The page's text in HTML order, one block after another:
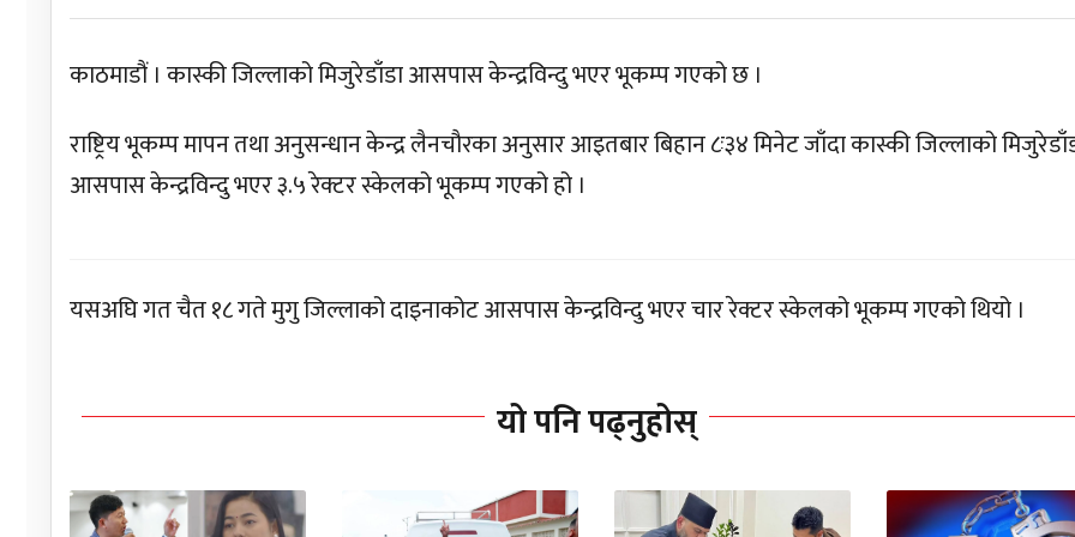
काठमाडौं । कास्की जिल्लाको मिजुरेडाँडा आसपास केन्द्रविन्दु भएर भूकम्प गएको छ ।
राष्ट्रिय भूकम्प मापन तथा अनुसन्धान केन्द्र लैनचौरका अनुसार आइतबार बिहान ८ः३४ मिनेट जाँदा कास्की जिल्लाको
आसपास केन्द्रविन्दु भएर ३.५ रेक्टर स्केलको भूकम्प गएको हो ।
यसअघि गत चैत १८ गते मुगु जिल्लाको दाइनाकोट आसपास केन्द्रविन्दु भएर चार रेक्टर स्केलको भूकम्प गएको थियो ।
यो पनि पढ्नुहोस्